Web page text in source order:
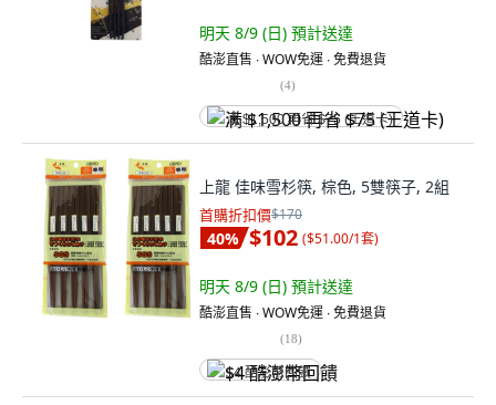
明天 8/9 (日) 預計送達
酷澎直售 ∙ WOW免運 ∙ 免費退貨
(4)
满 $1,500 再省 $75 (王道卡)
上龍 佳味雪杉筷, 棕色, 5雙筷子, 2組
首購折扣價$170
40% $102 ($51.00/1套)
明天 8/9 (日) 預計送達
酷澎直售 ∙ WOW免運 ∙ 免費退貨
(18)
$4 酷澎幣回饋